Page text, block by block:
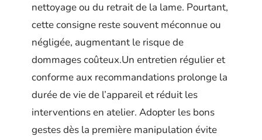
nettoyage ou du retrait de la lame. Pourtant,
cette consigne reste souvent méconnue ou
négligée, augmentant le risque de
dommages coûteux.Un entretien régulier et
conforme aux recommandations prolonge la
durée de vie de l’appareil et réduit les
interventions en atelier. Adopter les bons
gestes dès la première manipulation évite